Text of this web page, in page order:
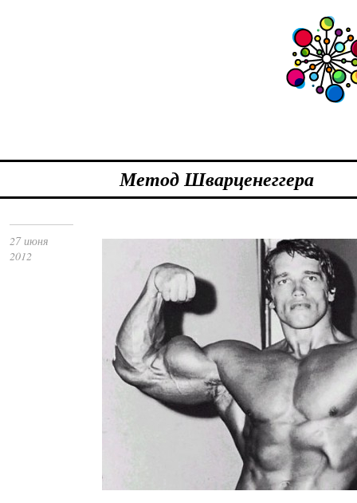
Метод Шварценеггера
27 июня
2012